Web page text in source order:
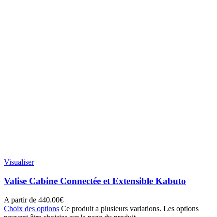
Visualiser
Valise Cabine Connectée et Extensible Kabuto
A partir de 440.00€
Choix des options Ce produit a plusieurs variations. Les options